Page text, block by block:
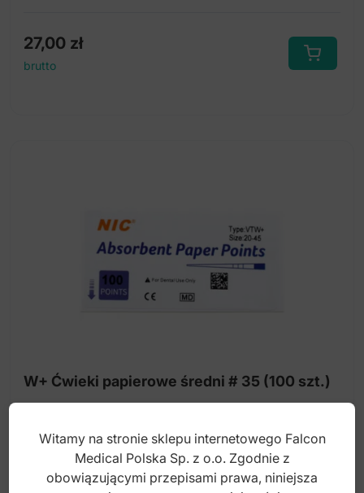
27,00 zł
brutto
W+ Ćwieki papierowe średni # 35 (100 szt.)
Index: DR.1583.35
Witamy na stronie sklepu internetowego Falcon
Medical Polska Sp. z o.o. Zgodnie z
obowiązującymi przepisami prawa, niniejsza